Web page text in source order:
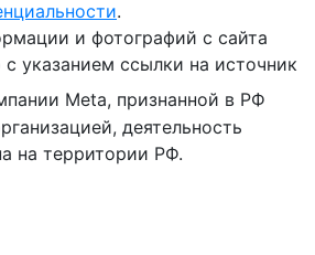
.
и фотографий с сайта
указанием ссылки на источник
Meta, признанной в РФ
деятельность
на территории РФ.